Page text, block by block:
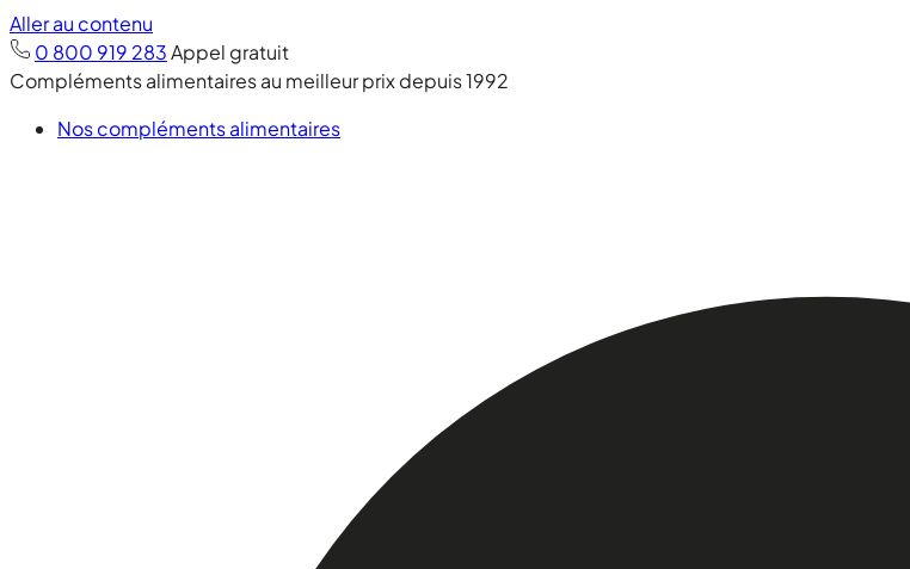
Aller au contenu
0 800 919 283Appel gratuit
Compléments alimentaires au meilleur prix depuis 1992
Nos compléments alimentaires